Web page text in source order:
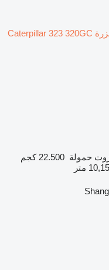
حفارة مجنزرة Caterpillar 323 320GC
حمولة 22.500 كجم
10,15 متر